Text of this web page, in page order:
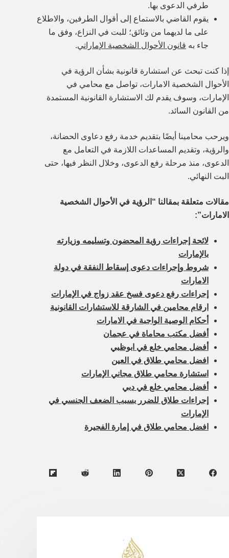
طرفي الدعوى بها.
يقوم القاضي بالاستماع إلى أقوال الطرفين، والاطلاع
على ما لديهما من وثائق؛ للبت في النزاع، وفق ما
جاء به قانون الأحوال الشخصية الإماراتي.
إذا كنت تبحث عن استشارة قانونية بشأن الرؤية في
الأحوال الشخصية الامارات، تواصل مع محامي في
الإمارات، وسوف يقدم لك الاستشارة القانونية المستمدة
من القانون السائد.
ويرحب محامينا أيضًا بتقديم خدمة رفع دعاوى الحضانة،
والرؤية، وتقديم المساعدات اللازمة في التعامل مع
الدعوى، منذ مرحلة رفع الدعوى، وخلال النظر فيها، حتى
البت النهائي.
مقالات متعلقة بمقالنا “الرؤية في الأحوال الشخصية
الامارات”:
لائحة إجراءات رؤية المحضون وتسليمه وزيارته
بالإمارات
شروط وإجراءات دعوى إسقاط النفقة في دولة
الامارات
إجراءات رفع دعوى فسخ عقد زواج في الإمارات
ارقام محامين في الشارقة للاستشارات القانونية
أحكام الوصية الواجبة في الامارات
أفضل مكتب محاماة في عجمان
أفضل محامي خلع في ابوظبي
افضل محامي طلاق في العين
استشارة محامي طلاق مجاني الإمارات
أفضل محامي خلع في دبي
إجراءات طلاق للضرر بسبب الضعف الجنسي في
الإمارات
افضل محامي طلاق في إمارة الفجيرة